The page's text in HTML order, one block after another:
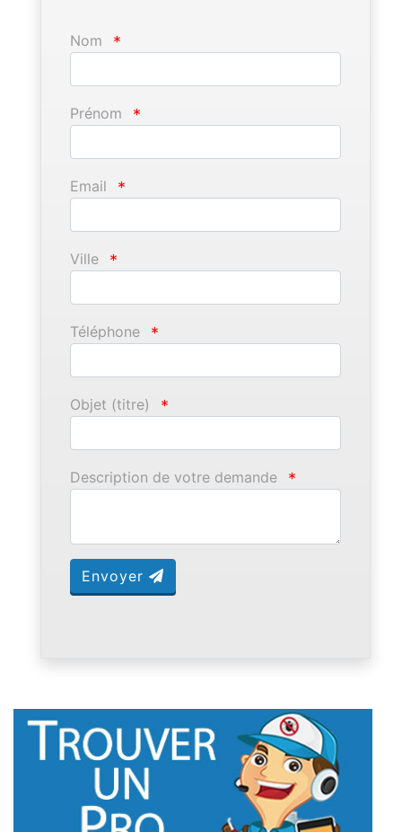
Nom *
Prénom *
Email *
Ville *
Téléphone *
Objet (titre) *
Description de votre demande *
Envoyer